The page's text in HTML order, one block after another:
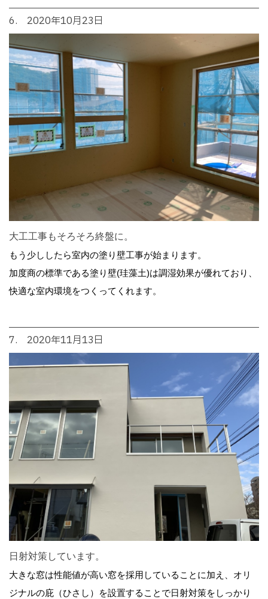
6. 2020年10月23日
大工工事もそろそろ終盤に。
もう少ししたら室内の塗り壁工事が始まります。
加度商の標準である塗り壁(珪藻土)は調湿効果が優れており、
快適な室内環境をつくってくれます。
7. 2020年11月13日
日射対策しています。
大きな窓は性能値が高い窓を採用していることに加え、オリ
ジナルの庇（ひさし）を設置することで日射対策をしっかり